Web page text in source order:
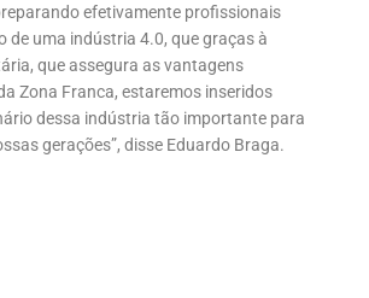
efetivamente profissionais
de uma indústria 4.0, que graças à
que assegura as vantagens
Zona Franca, estaremos inseridos
dessa indústria tão importante para
gerações”, disse Eduardo Braga.